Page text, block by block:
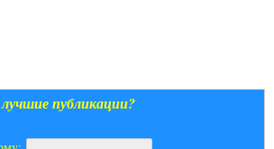
публикации?